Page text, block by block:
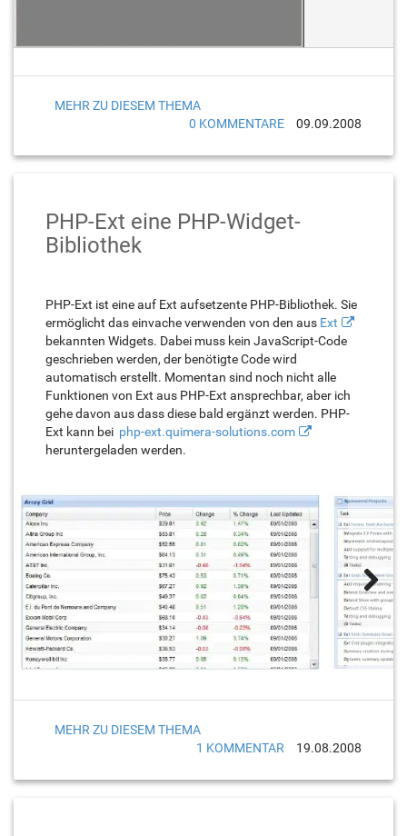
MEHR ZU DIESEM THEMA
0 KOMMENTARE
09.09.2008
PHP-Ext eine PHP-Widget-
Bibliothek
PHP-Ext ist eine auf Ext aufsetzente PHP-Bibliothek. Sie
ermöglicht das einvache verwenden von den aus Ext
bekannten Widgets. Dabei muss kein JavaScript-Code
geschrieben werden, der benötigte Code wird
automatisch erstellt. Momentan sind noch nicht alle
Funktionen von Ext aus PHP-Ext ansprechbar, aber ich
gehe davon aus dass diese bald ergänzt werden. PHP-
Ext kann bei php-ext.quimera-solutions.com
heruntergeladen werden.
MEHR ZU DIESEM THEMA
1 KOMMENTAR
19.08.2008